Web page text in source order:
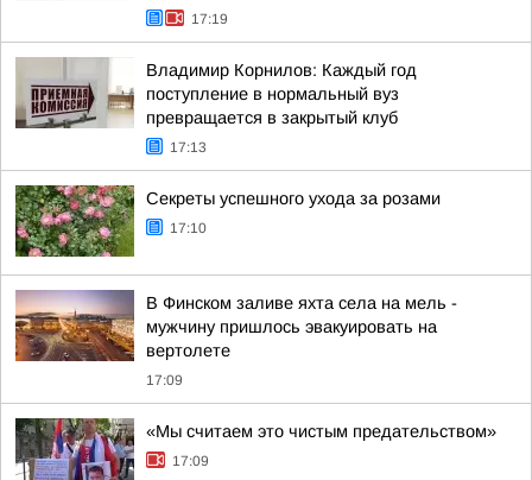
17:19
Владимир Корнилов: Каждый год
поступление в нормальный вуз
превращается в закрытый клуб
17:13
Секреты успешного ухода за розами
17:10
В Финском заливе яхта села на мель -
мужчину пришлось эвакуировать на
вертолете
17:09
«Мы считаем это чистым предательством»
17:09